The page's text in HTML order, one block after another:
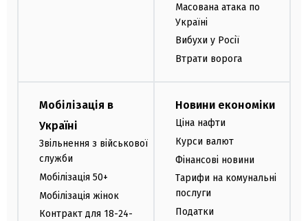
Масована атака по
Україні
Вибухи у Росії
Втрати ворога
Мобілізація в
Україні
Звільнення з військової
служби
Мобілізація 50+
Мобілізація жінок
Контракт для 18-24-
Новини економіки
Ціна нафти
Курси валют
Фінансові новини
Тарифи на комунальні
послуги
Податки